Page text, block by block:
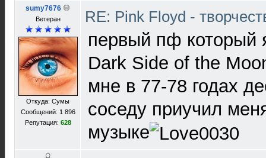
sumy7676
Ветеран
Откуда: Сумы
Сообщений: 1 896
Репутация: 628
RE: Pink Floyd -
первый пф
Dark Side of the
мне в 77-78 годах
соседу приучил
музыке